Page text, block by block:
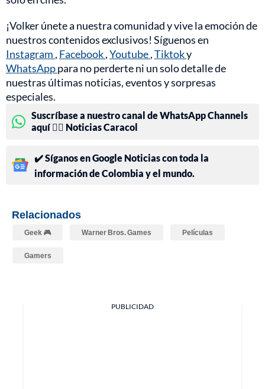
¡Volker únete a nuestra comunidad y vive la emoción de
nuestros contenidos exclusivos! Síguenos en
Instagram , Facebook,Youtube,Tiktoky
WhatsApppara no perderte ni un solo detalle de
nuestras últimas noticias, eventos y sorpresas
especiales.
Suscríbase a nuestro canal de WhatsApp Channels
aquí 👉🏻 Noticias Caracol
✔️ Síganos en Google Noticias con toda la
información de Colombia y el mundo.
Relacionados
Geek 🎮 Warner Bros. Games Películas
Gamers
PUBLICIDAD